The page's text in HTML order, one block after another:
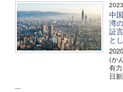
中
湾
証
と
(か
有
日
...